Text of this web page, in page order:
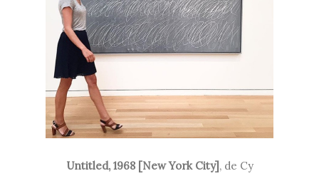
Untitled, 1968 [New York City], de Cy